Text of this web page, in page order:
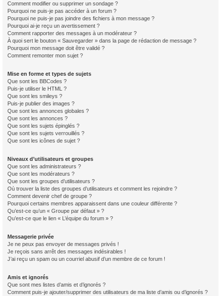
Comment modifier ou supprimer un sondage ?
Pourquoi ne puis-je pas accéder à un forum ?
Pourquoi ne puis-je pas joindre des fichiers à mon message ?
Pourquoi ai-je reçu un avertissement ?
Comment rapporter des messages à un modérateur ?
À quoi sert le bouton « Sauvegarder » dans la page de rédaction de message ?
Pourquoi mon message doit être validé ?
Comment remonter mon sujet ?
Mise en forme et types de sujets
Que sont les BBCodes ?
Puis-je utiliser le HTML ?
Que sont les smileys ?
Puis-je publier des images ?
Que sont les annonces globales ?
Que sont les annonces ?
Que sont les sujets épinglés ?
Que sont les sujets verrouillés ?
Que sont les icônes de sujet ?
Niveaux d’utilisateurs et groupes
Que sont les administrateurs ?
Que sont les modérateurs ?
Que sont les groupes d’utilisateurs ?
Où trouver la liste des groupes d’utilisateurs et comment les rejoindre ?
Comment devenir chef de groupe ?
Pourquoi certains membres apparaissent dans une couleur différente ?
Qu’est-ce qu’un « Groupe par défaut » ?
Qu’est-ce que le lien « L’équipe du forum » ?
Messagerie privée
Je ne peux pas envoyer de messages privés !
Je reçois sans arrêt des messages indésirables !
J’ai reçu un spam ou un courriel abusif d’un membre de ce forum !
Amis et ignorés
Que sont mes listes d’amis et d’ignorés ?
Comment puis-je ajouter/supprimer des utilisateurs de ma liste d’amis ou d’ignorés ?